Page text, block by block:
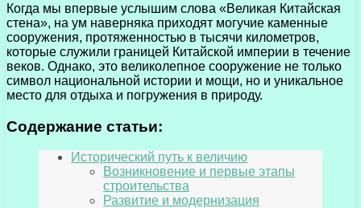
Когда мы впервые услышим слова «Великая Китайская
стена», на ум наверняка приходят могучие каменные
сооружения, протяженностью в тысячи километров,
которые служили границей Китайской империи в течение
веков. Однако, это великолепное сооружение не только
символ национальной истории и мощи, но и уникальное
место для отдыха и погружения в природу.
Содержание статьи:
Исторический путь к величию
Возникновение и первые этапы
строительства
Развитие и модернизация